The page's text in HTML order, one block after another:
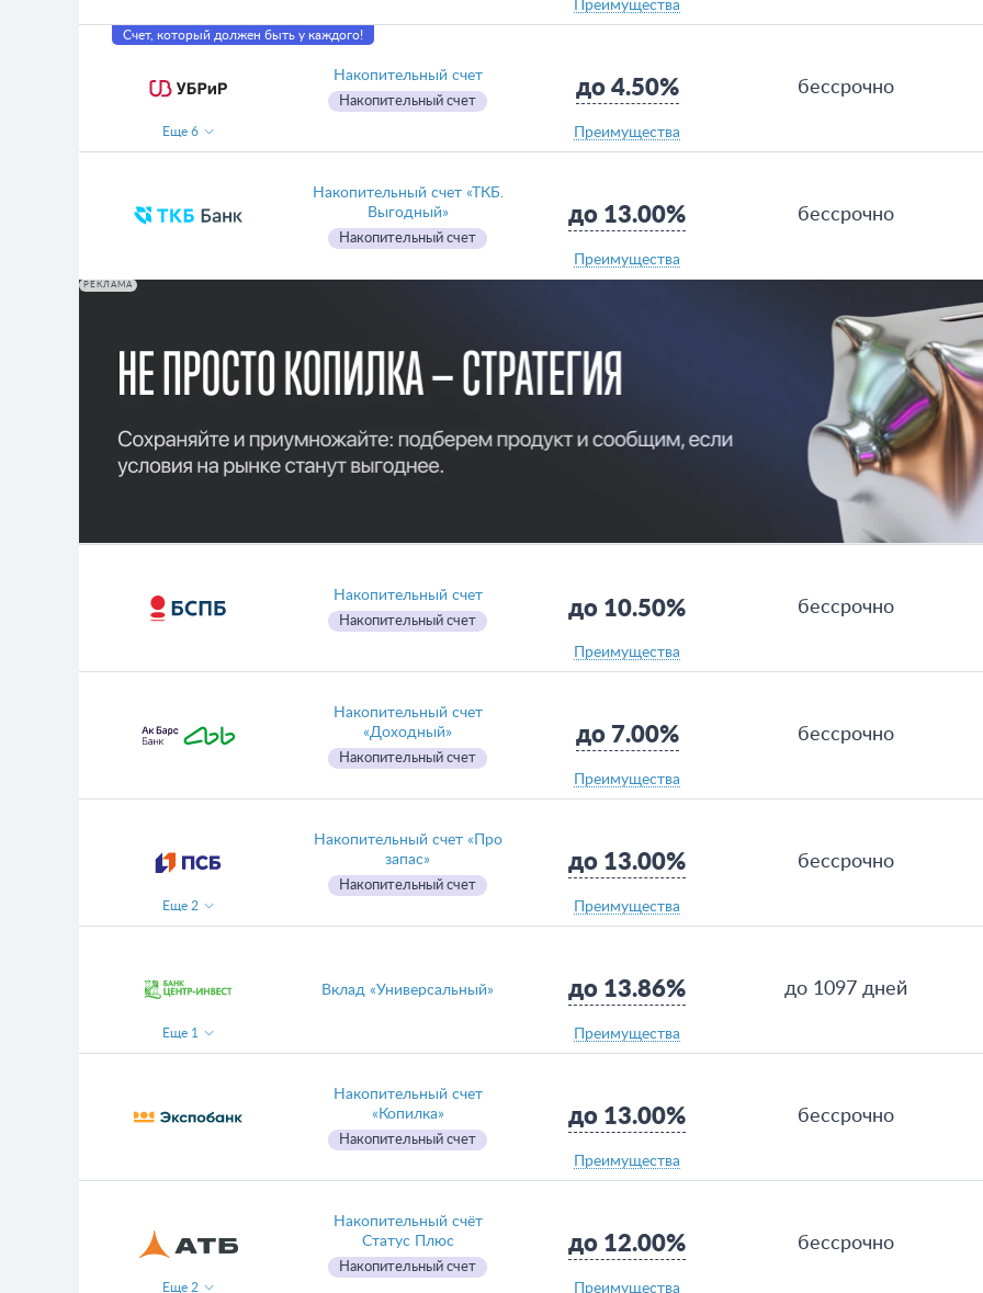
Преимущества
Счет, который должен быть у каждого!
Накопительный счет
Накопительный счет
до 4.50%
Преимущества
бессрочно
Еще 6
Накопительный счет «ТКБ.
Выгодный»
Накопительный счет
до 13.00%
Преимущества
бессрочно
РЕКЛАМА
Накопительный счет
Накопительный счет
до 10.50%
Преимущества
бессрочно
Накопительный счет
«Доходный»
Накопительный счет
до 7.00%
Преимущества
бессрочно
Накопительный счет «Про
запас»
Накопительный счет
до 13.00%
Преимущества
бессрочно
Еще 2
Вклад «Универсальный» до 13.86%
Преимущества
до 1097 дней
Еще 1
Накопительный счет
«Копилка»
Накопительный счет
до 13.00%
Преимущества
бессрочно
Накопительный счёт
Статус Плюс
Накопительный счет
до 12.00%
Преимущества
бессрочно
Еще 2